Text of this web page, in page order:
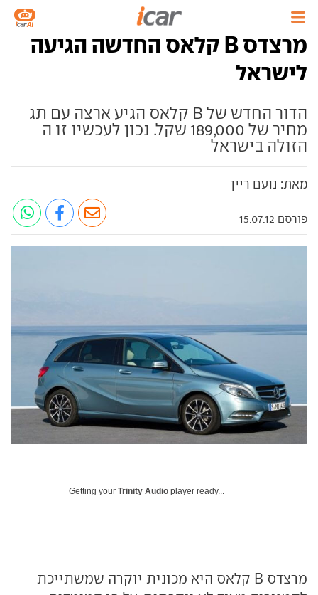
מרצדס B קלאס החדשה הגיעה
לישראל
הדור החדש של B קלאס הגיע ארצה עם תג
מחיר של 189,000 שקל. נכון לעכשיו זו ה
הזולה בישראל
מאת: נועם ריין
פורסם 15.07.12
Getting your Trinity Audio player ready...
מרצדס B קלאס היא מכונית יוקרה שמשתייכת